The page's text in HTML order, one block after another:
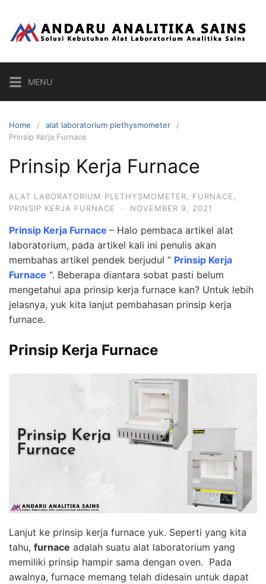
content
MENU
Home
alat laboratorium plethysmometer
Prinsip Kerja Furnace
Prinsip Kerja Furnace
ALAT LABORATORIUM PLETHYSMOMETER FURNACE
PRINSIP KERJA FURNACE
· NOVEMBER 9, 2021
Prinsip Kerja Furnace – Halo pembaca artikel alat
laboratorium, pada artikel kali ini penulis akan
membahas artikel pendek berjudul ” Prinsip Kerja
Furnace “. Beberapa diantara sobat pasti belum
mengetahui apa prinsip kerja furnace kan? Untuk lebih
jelasnya, yuk kita lanjut pembahasan prinsip kerja
furnace.
Prinsip Kerja Furnace
Lanjut ke prinsip kerja furnace yuk. Seperti yang kita
tahu, furnace adalah suatu alat laboratorium yang
memiliki prinsip hampir sama dengan oven. Pada
awalnya, furnace memang telah didesain untuk dapat